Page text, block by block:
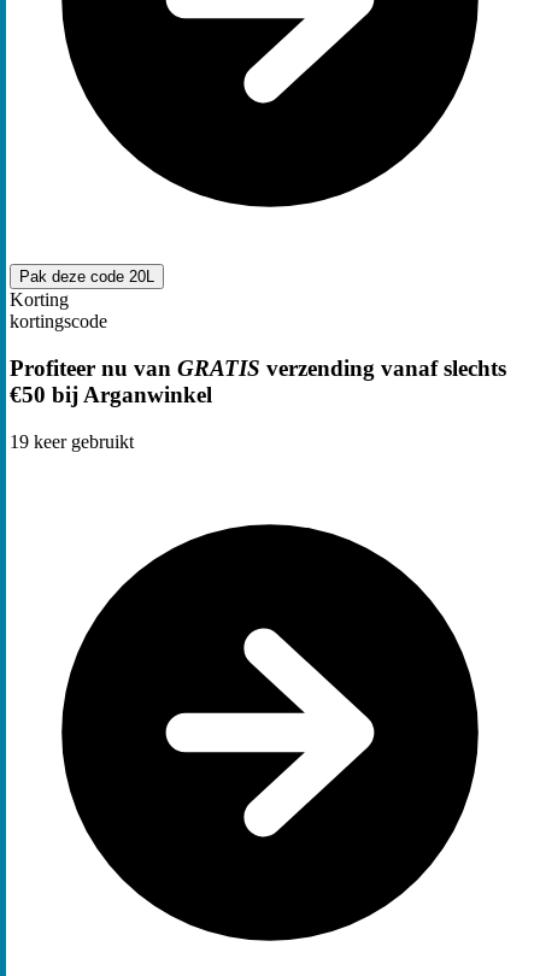
Pak deze code 20L
Korting
kortingscode
Profiteer nu van GRATIS verzending vanaf slechts
€50 bij Arganwinkel
19 keer gebruikt